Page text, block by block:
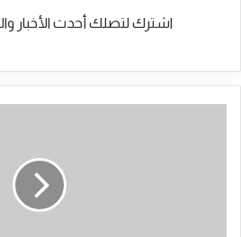
اشترك لتصلك أحدث الأخبار